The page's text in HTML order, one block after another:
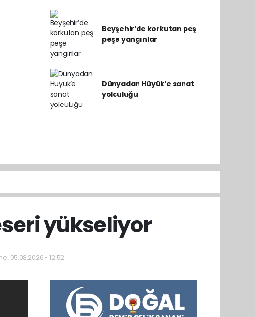
Beyşehir’de korkutan peş
peşe yangınlar
Dünyadan Hüyük’e sanat
yolculuğu
yükseliyor
05.08.2026 - 12:52